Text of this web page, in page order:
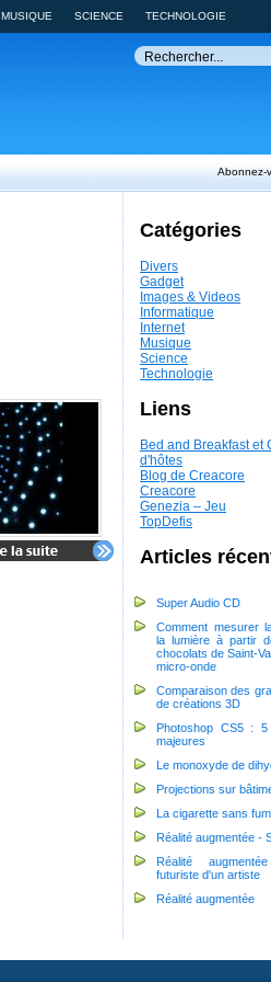
MUSIQUE SCIENCE TECHNOLOGIE
Abonnez-
Catégories
Divers
Gadget
Images & Videos
Informatique
Internet
Musique
Science
Technologie
Liens
Bed and Breakfast et
d'hôtes
Blog de Creacore
Creacore
Genezia – Jeu
TopDefis
Articles
Super Audio CD
Comment mesurer
la lumière à partir
chocolats de Saint-
micro-onde
Comparaison des
de créations 3D
Photoshop CS5 : 5
majeures
Le monoxyde de
Projections sur
La cigarette sans
Réalité augmentée -
Réalité
futuriste d'un artiste
Réalité augmentée